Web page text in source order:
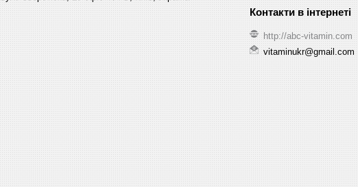
http://abc-vitamin.com
vitaminukr@gmail.com